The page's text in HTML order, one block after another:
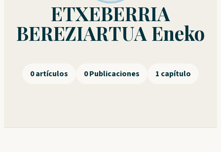
ETXEBERRIA
BEREZIARTUA Eneko
0 artículos 0 Publicaciones 1 capítulo